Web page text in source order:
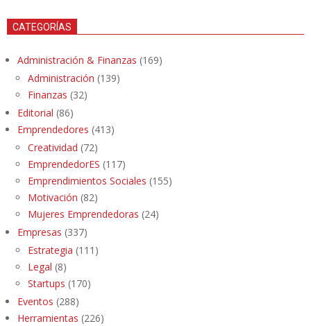
CATEGORÍAS
Administración & Finanzas (169)
Administración (139)
Finanzas (32)
Editorial (86)
Emprendedores (413)
Creatividad (72)
EmprendedorES (117)
Emprendimientos Sociales (155)
Motivación (82)
Mujeres Emprendedoras (24)
Empresas (337)
Estrategia (111)
Legal (8)
Startups (170)
Eventos (288)
Herramientas (226)